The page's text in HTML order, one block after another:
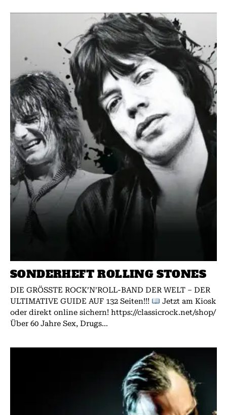
SONDERHEFT ROLLING STONES
DIE GRÖSSTE ROCK’N’ROLL-BAND DER WELT – DER
ULTIMATIVE GUIDE AUF 132 Seiten!!!
Jetzt am Kiosk
oder direkt online sichern! https://classicrock.net/shop/
Über 60 Jahre Sex, Drugs...